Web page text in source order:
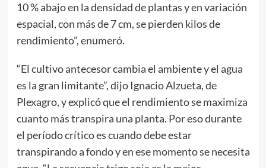
10 % abajo en la densidad de plantas y en variación
espacial, con más de 7 cm, se pierden kilos de
rendimiento”, enumeró.
“El cultivo antecesor cambia el ambiente y el agua
es la gran limitante”, dijo Ignacio Alzueta, de
Plexagro, y explicó que el rendimiento se maximiza
cuanto más transpira una planta. Por eso durante
el período crítico es cuando debe estar
transpirando a fondo y en ese momento se necesita